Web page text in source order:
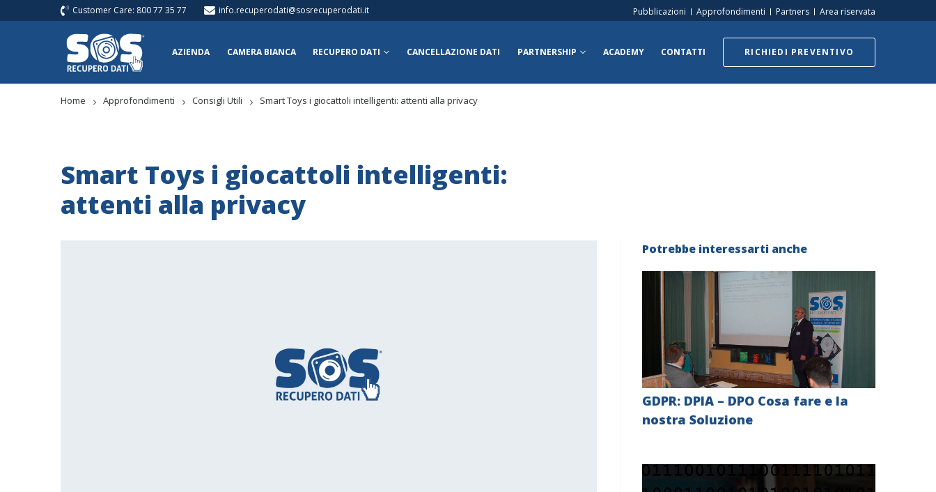
Customer Care: 800 77 35 77 info.recuperodati@sosrecuperodati.it Pubblicazioni Approfondimenti Partners Area riservata
AZIENDA CAMERA BIANCA RECUPERO DATI CANCELLAZIONE DATI PARTNERSHIP ACADEMY CONTATTI RICHIEDI PREVENTIVO
Home Approfondimenti Consigli Utili Smart Toys i giocattoli intelligenti: attenti alla privacy
Smart Toys i giocattoli intelligenti:
attenti alla privacy
Potrebbe interessarti anche
GDPR: DPIA – DPO Cosa fare e la
nostra Soluzione